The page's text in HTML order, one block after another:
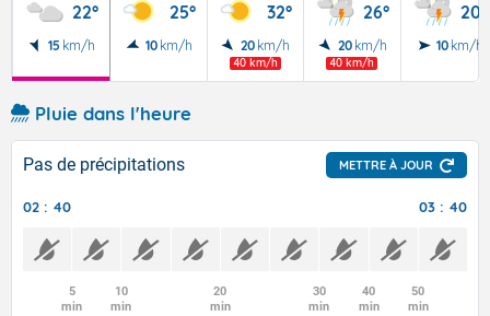
22°
15 km/h
25°
10 km/h
32°
20 km/h
40 km/h
26°
20 km/h
40 km/h
20°
10 km/h
Pluie dans l'heure
Pas de précipitations METTRE À JOUR
02 : 40 03 : 40
5
min
10
min
20
min
30
min
40
min
50
min